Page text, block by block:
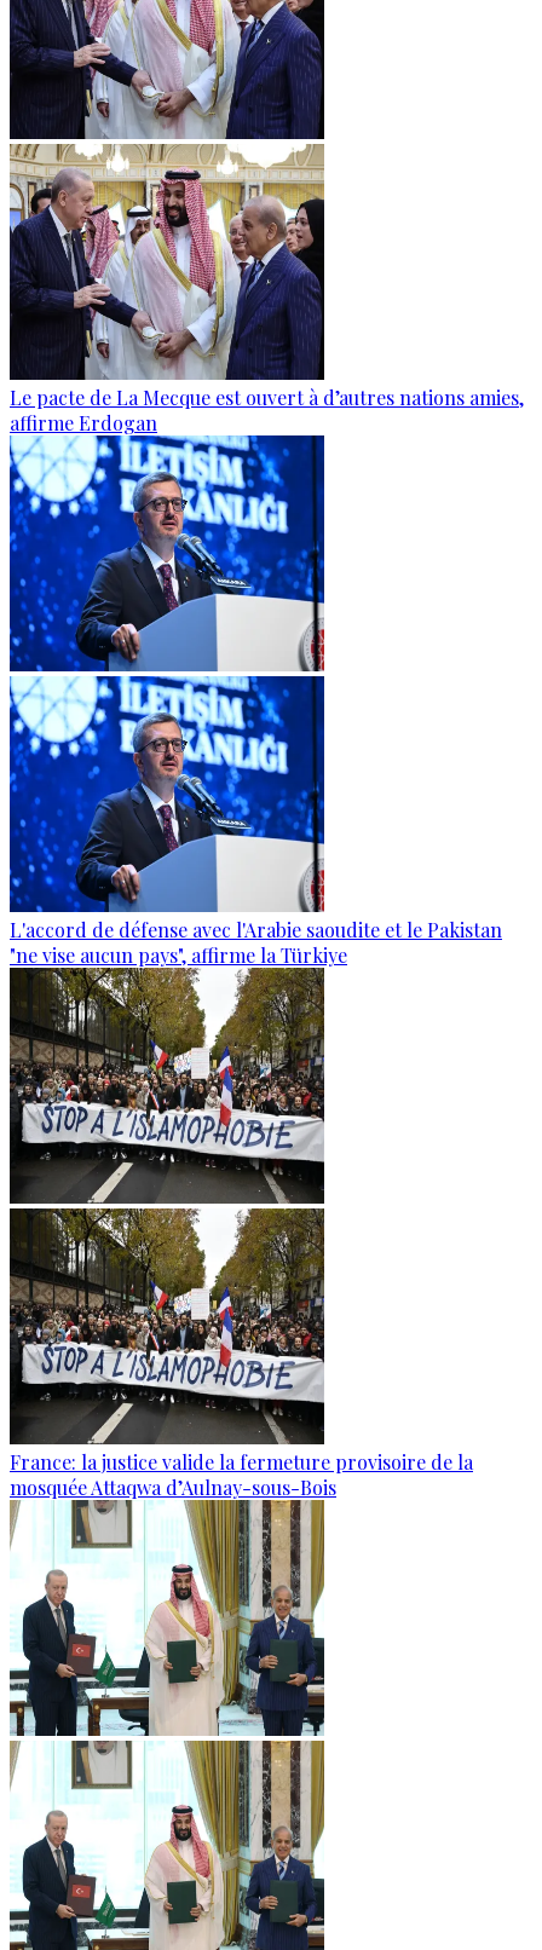
Le pacte de La Mecque est ouvert à d’autres nations amies,
affirme Erdogan
L'accord de défense avec l'Arabie saoudite et le Pakistan
"ne vise aucun pays", affirme la Türkiye
France: la justice valide la fermeture provisoire de la
mosquée Attaqwa d’Aulnay-sous-Bois